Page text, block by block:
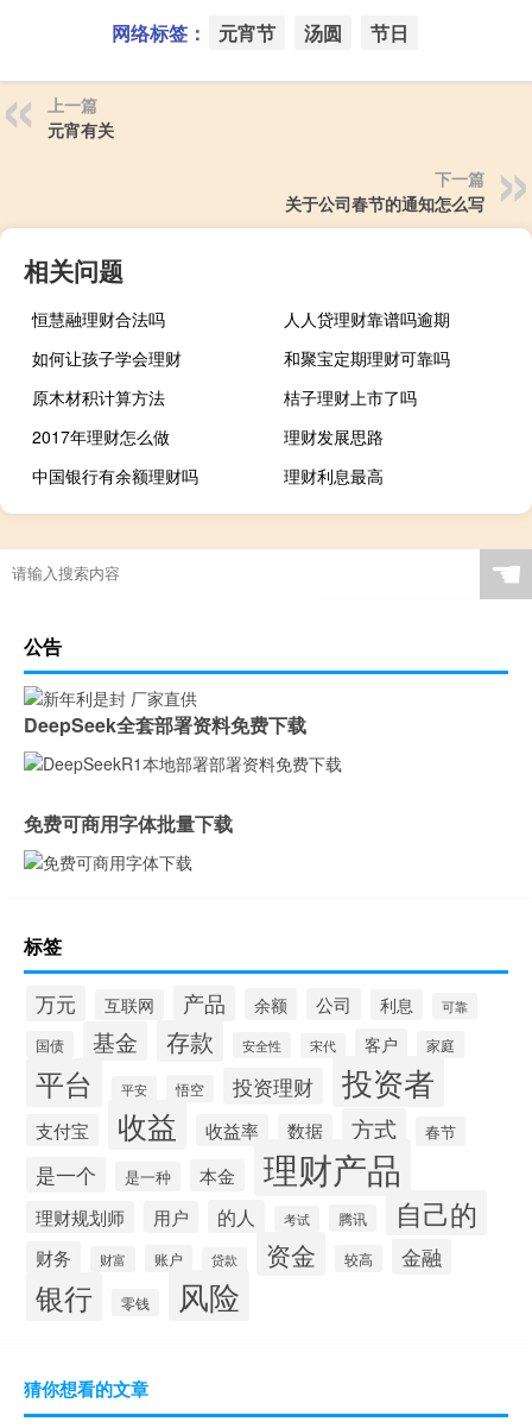
网络标签： 元宵节 汤圆 节日
上一篇
元宵有关
下一篇
关于公司春节的通知怎么写
相关问题
恒慧融理财合法吗
人人贷理财靠谱吗逾期
如何让孩子学会理财
和聚宝定期理财可靠吗
原木材积计算方法
桔子理财上市了吗
2017年理财怎么做
理财发展思路
中国银行有余额理财吗
理财利息最高
☚
公告
DeepSeek全套部署资料免费下载
免费可商用字体批量下载
标签
万元 互联网 产品 余额 公司 利息 可靠
国债 基金 存款 安全性 宋代 客户 家庭
平台 平安 悟空 投资理财 投资者
支付宝 收益 收益率 数据 方式 春节
是一个 是一种 本金 理财产品
理财规划师 用户 的人 考试 腾讯 自己的
财务 财富 账户 贷款 资金 较高 金融
银行 零钱 风险
猜你想看的文章